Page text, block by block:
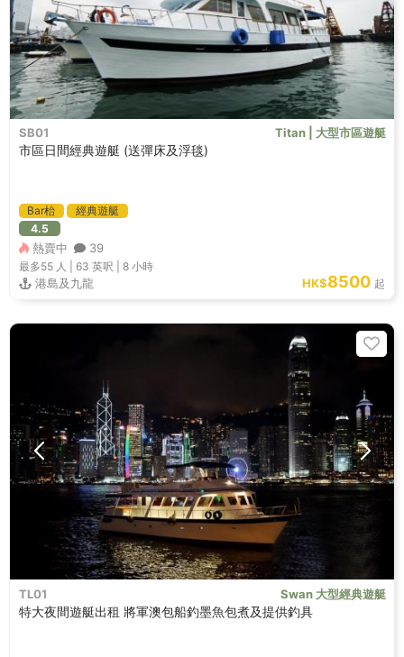
SB01 Titan | 大型市區遊艇
市區日間經典遊艇 (送彈床及浮毯)
Bar枱
經典遊艇
4.5
熱賣中 39
最多55人 | 63 英呎 8 小時
港島及九龍 HK$8500 起
TL01 Swan 大型經典遊艇
特大夜間遊艇出租 將軍澳包船釣墨魚包煮及提供釣具